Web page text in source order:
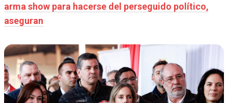
arma show para hacerse del perseguido político,
aseguran